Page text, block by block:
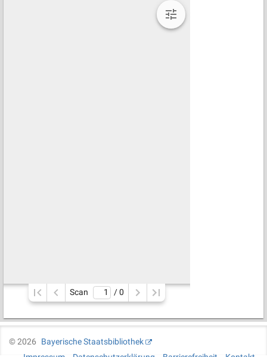
Scan / 0
©2026
Bayerische Staatsbibliothek